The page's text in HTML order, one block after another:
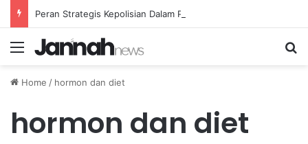
Menu
Home / hormon dan diet
hormon dan diet